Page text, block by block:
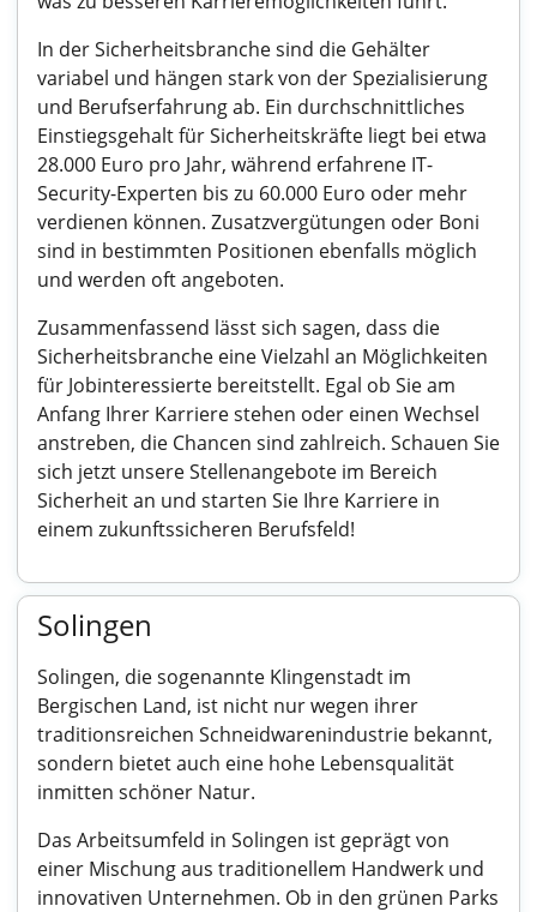
In der Sicherheitsbranche sind die Gehälter
variabel und hängen stark von der Spezialisierung
und Berufserfahrung ab. Ein durchschnittliches
Einstiegsgehalt für Sicherheitskräfte liegt bei etwa
28.000 Euro pro Jahr, während erfahrene IT-
Security-Experten bis zu 60.000 Euro oder mehr
verdienen können. Zusatzvergütungen oder Boni
sind in bestimmten Positionen ebenfalls möglich
und werden oft angeboten.
Zusammenfassend lässt sich sagen, dass die
Sicherheitsbranche eine Vielzahl an Möglichkeiten
für Jobinteressierte bereitstellt. Egal ob Sie am
Anfang Ihrer Karriere stehen oder einen Wechsel
anstreben, die Chancen sind zahlreich. Schauen Sie
sich jetzt unsere Stellenangebote im Bereich
Sicherheit an und starten Sie Ihre Karriere in
einem zukunftssicheren Berufsfeld!
Solingen
Solingen, die sogenannte Klingenstadt im
Bergischen Land, ist nicht nur wegen ihrer
traditionsreichen Schneidwarenindustrie bekannt,
sondern bietet auch eine hohe Lebensqualität
inmitten schöner Natur.
Das Arbeitsumfeld in Solingen ist geprägt von
einer Mischung aus traditionellem Handwerk und
innovativen Unternehmen. Ob in den grünen Parks